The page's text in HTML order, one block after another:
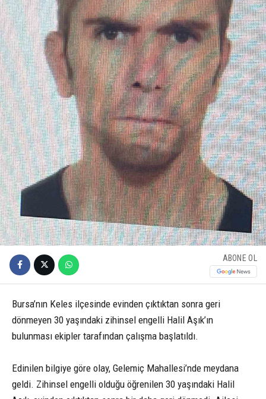
ABONE OL
Bursa’nın Keles ilçesinde evinden çıktıktan sonra geri
dönmeyen 30 yaşındaki zihinsel engelli Halil Aşık’ın
bulunması ekipler tarafından çalışma başlatıldı.
Edinilen bilgiye göre olay, Gelemiç Mahallesi’nde meydana
geldi. Zihinsel engelli olduğu öğrenilen 30 yaşındaki Halil